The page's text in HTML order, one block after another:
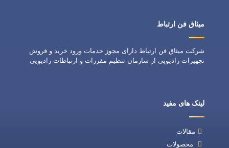
میثاق فن ارتباط
شرکت میثاق فن ارتباط دارای مجوز خدمات ورود خرید و فروش
تجهیزات رادیویی از سازمان تنظیم مقررات و ارتباطات رادیویی
لینک های مفید
مقالات
محصولات